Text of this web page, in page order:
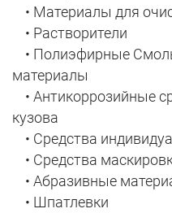
• Материалы для
• Растворители
• Полиэфирные
материалы
• Антикоррозийные
кузова
• Средства
• Средства
• Абразивные
• Шпатлевки